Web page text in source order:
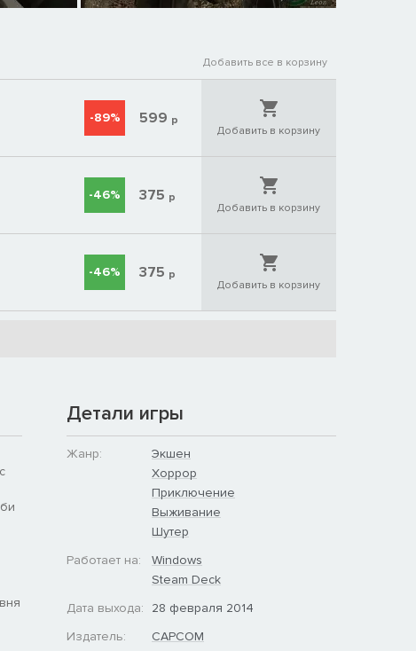
Добавить все в корзину
-89% 599 р
Добавить в корзину
-46% 375 р
Добавить в корзину
-46% 375 р
Добавить в корзину
Детали игры
Жанр:
Экшен
Хоррор
Приключение
Выживание
Шутер
Работает на:
Windows
Steam Deck
Дата выхода:
28 февраля 2014
Издатель:
CAPCOM